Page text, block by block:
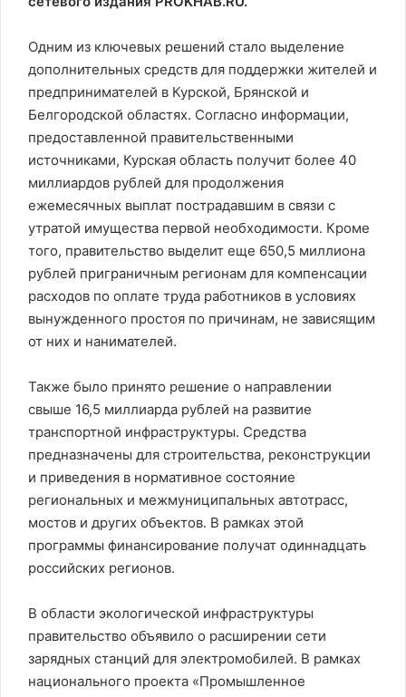
Одним из ключевых решений стало выделение
дополнительных средств для поддержки жителей и
предпринимателей в Курской, Брянской и
Белгородской областях. Согласно информации,
предоставленной правительственными
источниками, Курская область получит более 40
миллиардов рублей для продолжения
ежемесячных выплат пострадавшим в связи с
утратой имущества первой необходимости. Кроме
того, правительство выделит еще 650,5 миллиона
рублей приграничным регионам для компенсации
расходов по оплате труда работников в условиях
вынужденного простоя по причинам, не зависящим
от них и нанимателей.
Также было принято решение о направлении
свыше 16,5 миллиарда рублей на развитие
транспортной инфраструктуры. Средства
предназначены для строительства, реконструкции
и приведения в нормативное состояние
региональных и межмуниципальных автотрасс,
мостов и других объектов. В рамках этой
программы финансирование получат одиннадцать
российских регионов.
В области экологической инфраструктуры
правительство объявило о расширении сети
зарядных станций для электромобилей. В рамках
национального проекта «Промышленное